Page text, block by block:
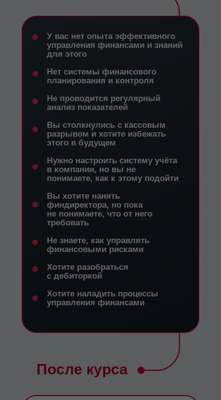
После курса
У вас нет опыта эффективного
управления финансами и знаний
для этого
Нет системы финансового
планирования и контроля
Не проводится регулярный
анализ показателей
Вы столкнулись с кассовым
разрывом и хотите избежать
этого в будущем
Нужно настроить систему учёта
в компании, но вы не
понимаете, как к этому подойти
Вы хотите нанять
финдиректора, но пока
не понимаете, что от него
требовать
Не знаете, как управлять
финансовыми рисками
Хотите разобраться
с дебиторкой
Хотите наладить процессы
управления финансами
•
•
•
•
•
•
•
•
•